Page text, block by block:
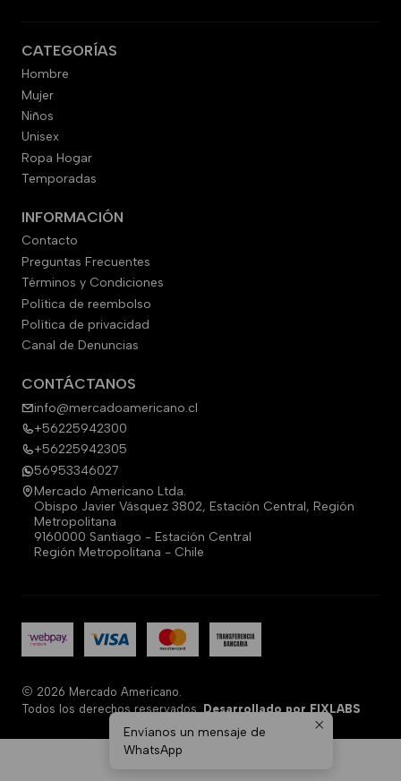
CATEGORÍAS
Hombre
Mujer
Niños
Unisex
Ropa Hogar
Temporadas
INFORMACIÓN
Contacto
Preguntas Frecuentes
Términos y Condiciones
Política de reembolso
Política de privacidad
Canal de Denuncias
CONTÁCTANOS
info@mercadoamericano.cl
+56225942300
+56225942305
56953346027
Mercado Americano Ltda.
Obispo Javier Vásquez 3802, Estación Central, Región
Metropolitana
9160000 Santiago - Estación Central
Región Metropolitana - Chile
2026 Mercado Americano.
Todos los derechos reservados.Desarrollado por FIXLABS
Envíanos un mensaje de
WhatsApp